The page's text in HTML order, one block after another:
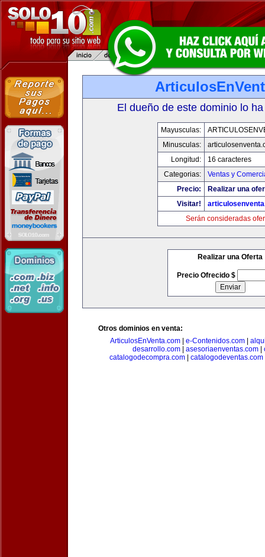
El dueño de este dominio lo
Mayusculas:
Minusculas:
Longitud:
16 caracteres
Categorias:
Ventas y
Precio:
Realizar una
Visitar!
Serán consideradas
Realizar una Oferta
Precio Ofrecido $
Otros dominios en venta:
ArticulosEnVenta.com| e-Contenidos.com|
desarrollo.com| asesoriaenventas.com|
catalogodecompra.com| catalogodeventas.com